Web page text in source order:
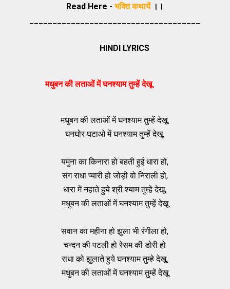
Read Here - भक्ति कथायें।।
HINDI LYRICS
मधुबन की लताओं में घनश्याम तुम्हें देखू
मधुबन की लताओं में घनश्याम तुम्हें देखू,
घनघोर घटाओ में घनश्याम तुम्हें देखू,
यमुना का किनारा हो बहती हुई धारा हो,
संग राधा प्यारी हो जोड़ी वो निराली हो,
धारा में नहाते हुये श्री श्याम तुम्हे देखू,
मधुबन की लताओं में घनश्याम तुम्हें देखू
सवान का महीना हो झुला भी रंगीला हो,
चन्दन की पटली हो रेसम की डोरी हो
राधा को झुलाते हुये घनश्याम तुम्हे देखू,
मधुबन की लताओं में घनश्याम तुम्हें देखू